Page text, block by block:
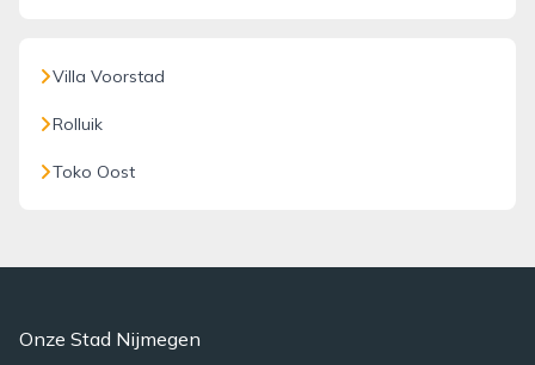
Villa Voorstad
Rolluik
Toko Oost
Onze Stad Nijmegen